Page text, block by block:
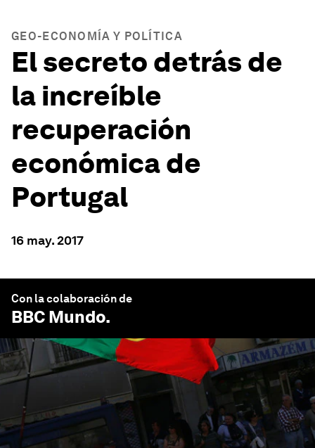
GEO-ECONOMÍA Y POLÍTICA
El secreto detrás de
la increíble
recuperación
económica de
Portugal
16 may. 2017
Con la colaboración de
BBC Mundo.